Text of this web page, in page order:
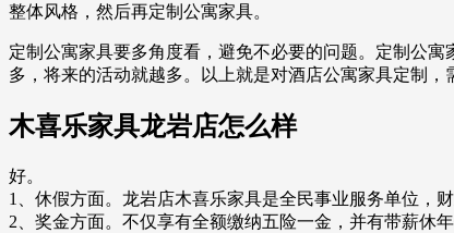
整体风格，然后再定制公寓家具。
定制公寓家具要多角度看，避免不必要的问题。定制公
多，将来的活动就越多。以上就是对酒店公寓家具定制
木喜乐家具龙岩店怎么样
好。
1、休假方面。龙岩店木喜乐家具是全民事业服务单位，
2、奖金方面。不仅享有全额缴纳五险一金，并有带薪休